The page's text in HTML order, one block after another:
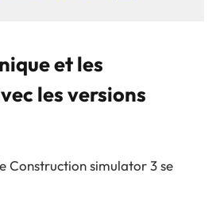
et les
les versions
Construction simulator 3 se